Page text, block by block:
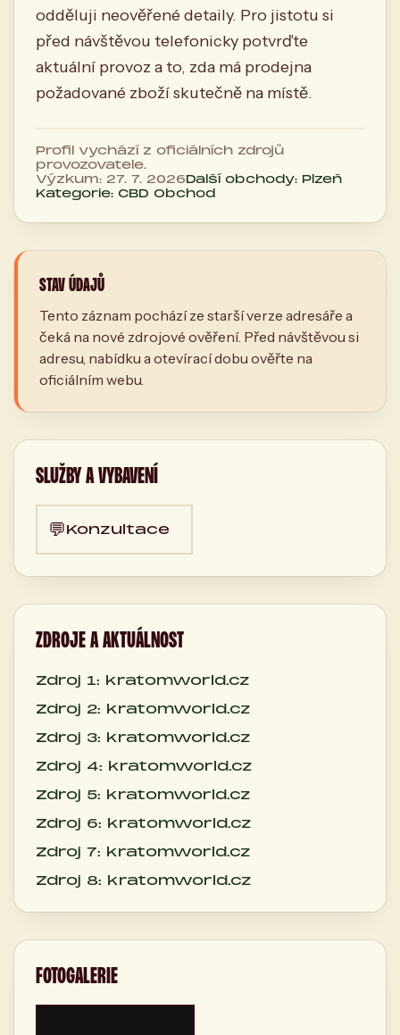
odděluji neověřené detaily. Pro jistotu si
před návštěvou telefonicky potvrďte
aktuální provoz a to, zda má prodejna
požadované zboží skutečně na místě.
Profil vychází z oficiálních zdrojů
provozovatele.
Výzkum: 27. 7. 2026Další obchody: Plzeň
Kategorie: CBD Obchod
STAV ÚDAJŮ
Tento záznam pochází ze starší verze adresáře a
čeká na nové zdrojové ověření. Před návštěvou si
adresu, nabídku a otevírací dobu ověřte na
oficiálním webu.
SLUŽBY A VYBAVENÍ
💬Konzultace
ZDROJE A AKTUÁLNOST
Zdroj 1: kratomworld.cz
Zdroj 2: kratomworld.cz
Zdroj 3: kratomworld.cz
Zdroj 4: kratomworld.cz
Zdroj 5: kratomworld.cz
Zdroj 6: kratomworld.cz
Zdroj 7: kratomworld.cz
Zdroj 8: kratomworld.cz
FOTOGALERIE